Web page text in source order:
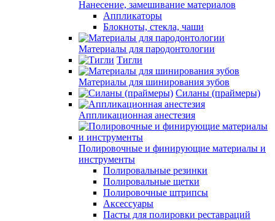
Нанесение, замешивание материалов
Аппликаторы
Блокноты, стекла, чаши
Материалы для пародонтологии
Тигли
Материалы для шинирования зубов
Силаны (праймеры)
Аппликационная анестезия
Полировочные и финирующие материалы и
инструменты
Полировальные резинки
Полировальные щетки
Полировочные штрипсы
Аксессуары
Пасты для полировки реставраций